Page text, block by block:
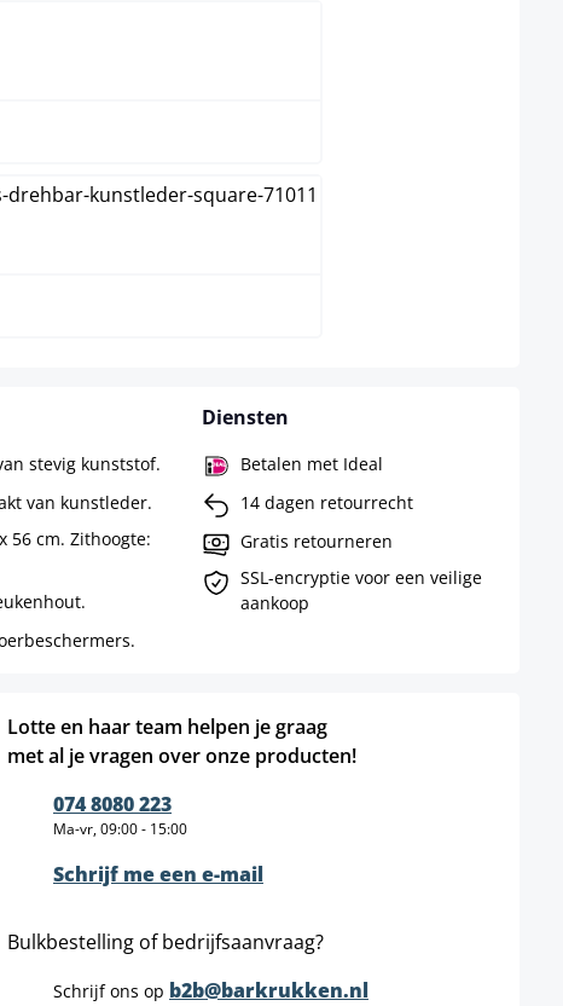
stevig kunststof.
van kunstleder.
56 cm. Zithoogte:
Diensten
Betalen met Ideal
14 dagen retourrecht
Gratis retourneren
SSL-encryptie voor een veilige
aankoop
Lotte en haar team helpen je graag
met al je vragen over onze producten!
074 8080 223
Ma-vr, 09:00 - 15:00
Schrijf me een e-mail
Bulkbestelling of bedrijfsaanvraag?
Schrijf ons op b2b@barkrukken.nl